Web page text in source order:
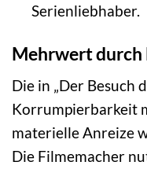
Serienliebhaber.
Mehrwert
Die in „Der Besuch
Korrumpierbarkeit
materielle Anreize
Die Filmemacher